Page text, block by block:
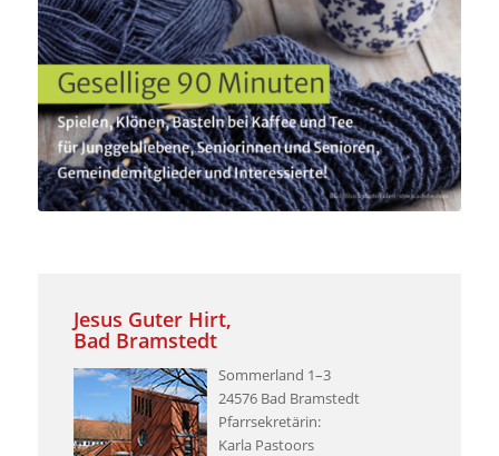
Jesus Guter Hirt,
Bad Bramstedt
Sommerland 1–3
24576 Bad Bramstedt
Pfarrsekretärin:
Karla Pastoors